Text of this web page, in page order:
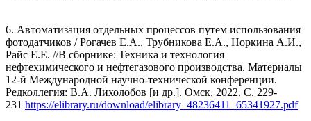
6. Автоматизация отдельных процессов путем использования
фотодатчиков / Рогачев Е.А., Трубникова Е.А., Норкина А.И.,
Райс Е.Е. //В сборнике: Техника и технология
нефтехимического и нефтегазового производства. Материалы
12-й Международной научно-технической конференции.
Редколлегия: В.А. Лихолобов [и др.]. Омск, 2022. С. 229-
231 https://elibrary.ru/download/elibrary_48236411_65341927.pdf